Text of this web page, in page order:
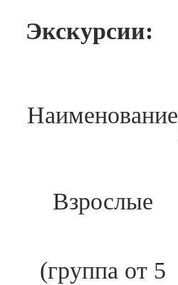
Экскурсии:
Наименование
Взрослые
(группа от 5